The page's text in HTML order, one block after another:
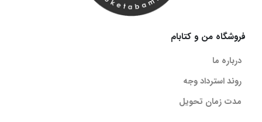
فروشگاه من و کتابام
درباره ما
روند استرداد وجه
مدت زمان تحویل